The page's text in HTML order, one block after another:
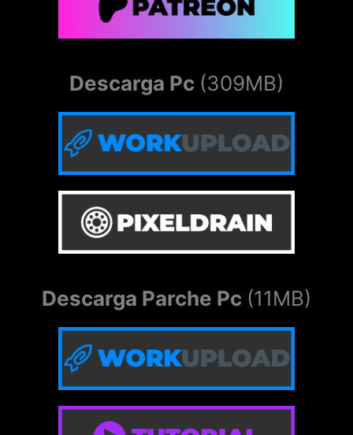
Descarga Pc (309MB)
Descarga Parche Pc (11MB)